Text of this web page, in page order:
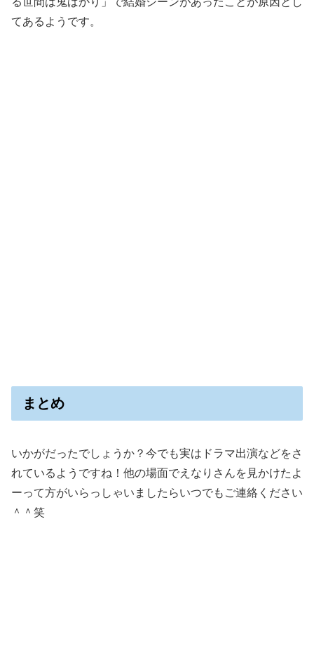
てあるようです。
まとめ
いかがだったでしょうか？今でも実はドラマ出演などをさ
れているようですね！他の場面でえなりさんを見かけたよ
ーって方がいらっしゃいましたらいつでもご連絡ください
＾＾笑